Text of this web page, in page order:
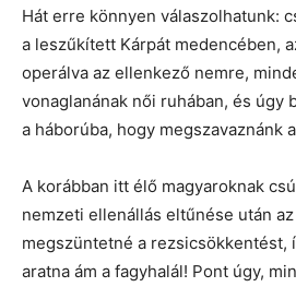
Hát erre könnyen válaszolhatunk:
a leszűkített Kárpát medencében,
operálva az ellenkező nemre,
vonaglanának női ruhában, és úgy
a háborúba, hogy megszavaznánk
A korábban itt élő magyaroknak
nemzeti ellenállás eltűnése után
megszüntetné a rezsicsökkentést,
aratna ám a fagyhalál! Pont úgy,